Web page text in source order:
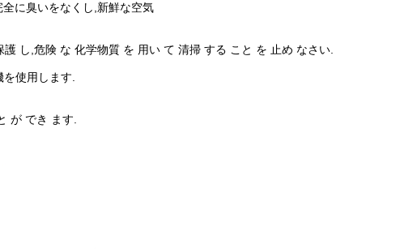
に臭いをなくし,新鮮な空気
し,危険 な 化学物質 を 用い て 清掃 する こと を 止め なさい.
使用します.
が でき ます.